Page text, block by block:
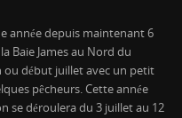
année depuis maintenant 6
Baie James au Nord du
ou début juillet avec un petit
pêcheurs. Cette année
se déroulera du 3 juillet au 12